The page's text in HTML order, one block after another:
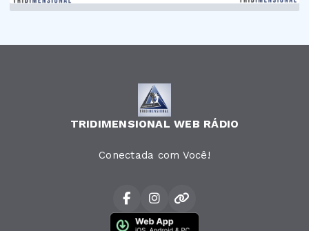
TRIDIMENSIONAL WEB RÁDIO
Conectada com Você!